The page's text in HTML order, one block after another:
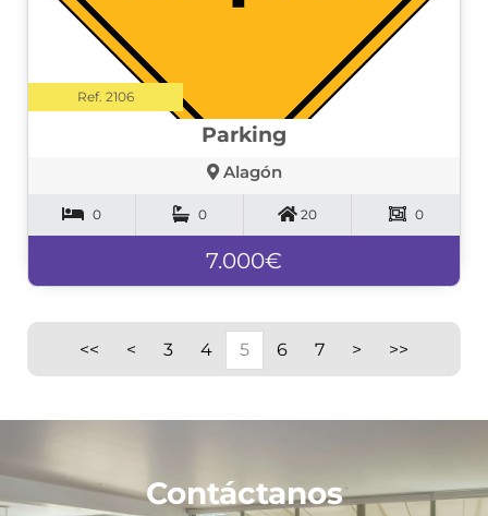
Ref. 2106
Parking
Alagón
0 0 20 0
7.000€
<< < 3 4 5 6 7 > >>
Contáctanos